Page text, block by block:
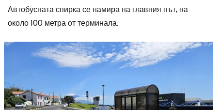
Автобусната спирка се намира на главния път, на
около 100 метра от терминала.